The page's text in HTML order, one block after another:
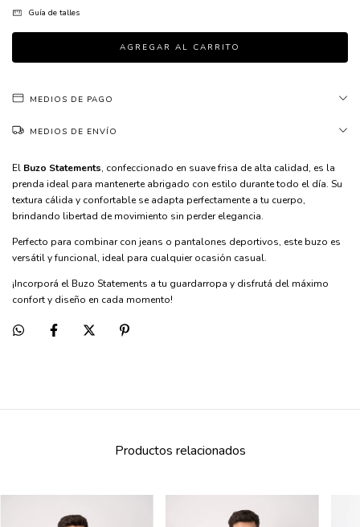
Guía de talles
MEDIOS DE PAGO
MEDIOS DE ENVÍO
El Buzo Statements, confeccionado en suave frisa de alta calidad, es la
prenda ideal para mantenerte abrigado con estilo durante todo el día. Su
textura cálida y confortable se adapta perfectamente a tu cuerpo,
brindando libertad de movimiento sin perder elegancia.
Perfecto para combinar con jeans o pantalones deportivos, este buzo es
versátil y funcional, ideal para cualquier ocasión casual.
¡Incorporá el Buzo Statements a tu guardarropa y disfrutá del máximo
confort y diseño en cada momento!
Productos relacionados